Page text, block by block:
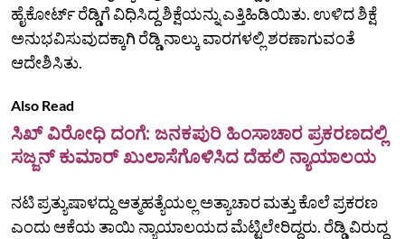
ಹೈಕೋರ್ಟ್‌ ರೆಡ್ಡಿಗೆ ವಿಧಿಸಿದ್ದ ಶಿಕ್ಷೆಯನ್ನು ಎತ್ತಿಹಿಡಿಯಿತು. ಉಳಿದ ಶಿಕ್ಷೆ
ಅನುಭವಿಸುವುದಕ್ಕಾಗಿ ರೆಡ್ಡಿ ನಾಲ್ಕು ವಾರಗಳಲ್ಲಿ ಶರಣಾಗುವಂತೆ
ಆದೇಶಿಸಿತು.
Also Read
ಸಿಖ್ ವಿರೋಧಿ ದಂಗೆ: ಜನಕಪುರಿ ಹಿಂಸಾಚಾರ ಪ್ರಕರಣದಲ್ಲಿ
ಸಜ್ಜನ್ ಕುಮಾರ್ ಖುಲಾಸೆಗೊಳಿಸಿದ ದೆಹಲಿ ನ್ಯಾಯಾಲಯ
ನಟಿ ಪ್ರತ್ಯುಷಾಳದ್ದು ಆತ್ಮಹತ್ಯೆಯಲ್ಲ ಅತ್ಯಾಚಾರ ಮತ್ತು ಕೊಲೆ ಪ್ರಕರಣ
ಎಂದು ಆಕೆಯ ತಾಯಿ ನ್ಯಾಯಾಲಯದ ಮೆಟ್ಟಿಲೇರಿದ್ದರು. ರೆಡ್ಡಿ ವಿರುದ್ಧ